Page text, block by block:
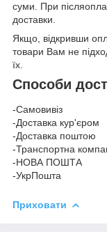
суми. При
доставки.
Якщо, відкривши
товари Вам не
їх.
Способи
-Самовивіз
-Доставка кур'єром
-Доставка поштою
-Транспортна
-НОВА ПОШТА
-УкрПошта
Приховати